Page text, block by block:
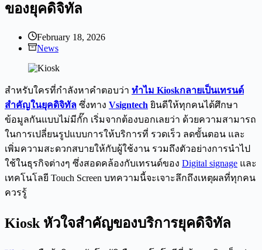
ของยุคดิจิทัล
February 18, 2026
News
สำหรับใครที่กำลังหาคำตอบว่า ทำไม Kioskกลายเป็นเทรนด์
สำคัญในยุคดิจิทัล ซึ่งทาง Vsigntech ยินดีให้ทุกคนได้ศึกษา
ข้อมูลกันแบบไม่มีกั๊ก เริ่มจากต้องบอกเลยว่า ด้วยความสามารถ
ในการเปลี่ยนรูปแบบการให้บริการที่ รวดเร็ว ลดขั้นตอน และ
เพิ่มความสะดวกสบายให้กับผู้ใช้งาน รวมถึงตัวอย่างการนำไป
ใช้ในธุรกิจต่างๆ ซึ่งสอดคล้องกับเทรนด์ของ Digital signage และ
เทคโนโลยี Touch Screen บทความนี้จะเจาะลึกถึงเหตุผลที่ทุกคน
ควรรู้
Kiosk หัวใจสำคัญของบริการยุคดิจิทัล